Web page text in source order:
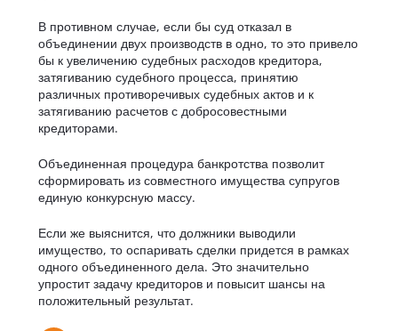
В противном случае, если бы суд отказал в
объединении двух производств в одно, то это привело
бы к увеличению судебных расходов кредитора,
затягиванию судебного процесса, принятию
различных противоречивых судебных актов и к
затягиванию расчетов с добросовестными
кредиторами.
Объединенная процедура банкротства позволит
сформировать из совместного имущества супругов
единую конкурсную массу.
Если же выяснится, что должники выводили
имущество, то оспаривать сделки придется в рамках
одного объединенного дела. Это значительно
упростит задачу кредиторов и повысит шансы на
положительный результат.